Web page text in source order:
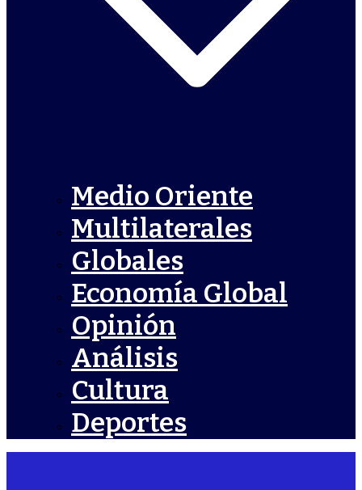
Medio Oriente
Multilaterales
Globales
Economía Global
Opinión
Análisis
Cultura
Deportes